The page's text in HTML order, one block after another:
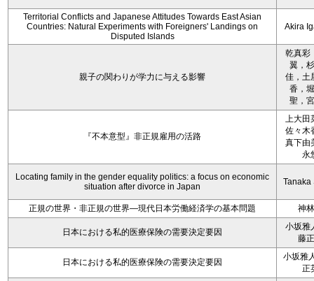
Territorial Conflicts and Japanese Attitudes Towards East Asian
Countries: Natural Experiments with Foreigners' Landings on
Disputed Islands
Akira
親子の関わりが学力に与える影響
乾真彩
翼，
佳，土
香，
聖，
『不本意型』非正規雇用の活路
上大田
佐々木
真下由
永
Locating family in the gender equality politics: a focus on economic
situation after divorce in Japan
Tanaka
正規の世界・非正規の世界―現代日本労働経済学の基本問題 神
日本における私的医療保険の需要決定要因
小坂雅
藤
日本における私的医療保険の需要決定要因
小坂雅
正